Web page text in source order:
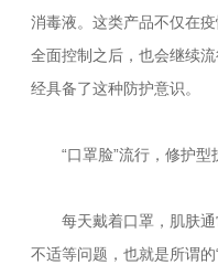
消毒液。这类产品不仅在
全面控制之后，也会继续
经具备了这种防护意识。
“口罩脸”流行，修护型
每天戴着口罩，肌肤通
不适等问题，也就是所谓